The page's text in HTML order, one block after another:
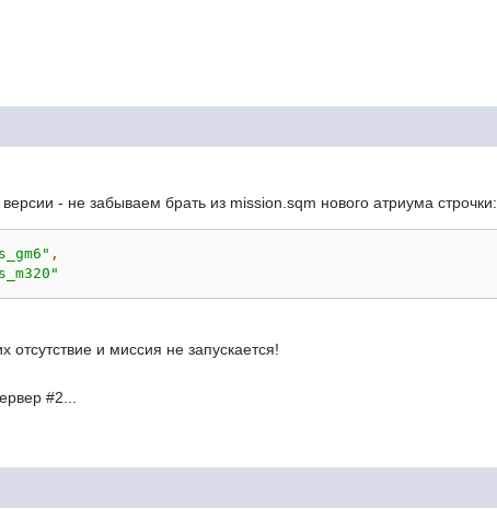
- не забываем брать из mission.sqm нового атриума строчки:
,
отсутствие и миссия не запускается!
#2...